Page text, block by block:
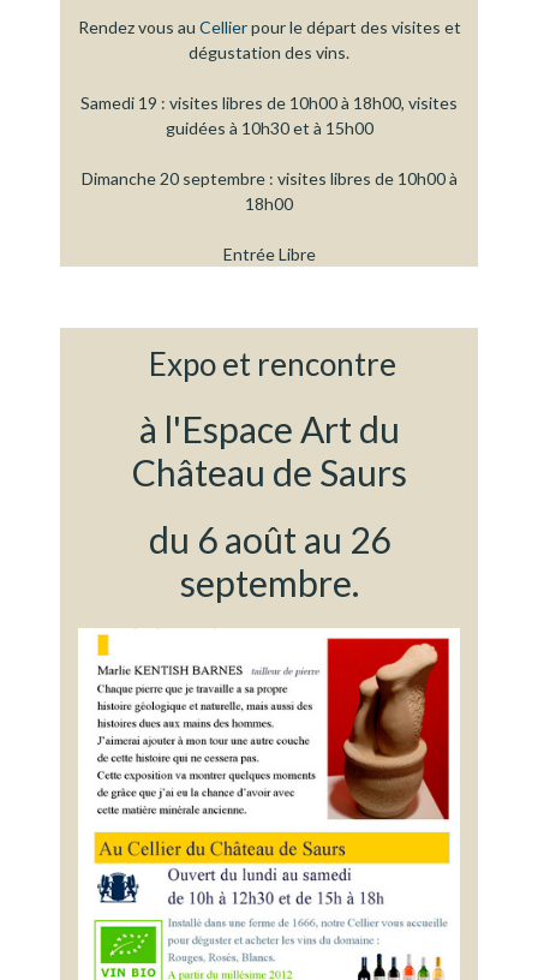
Rendez vous au Cellierpour le départ des visites et
dégustation des vins.
Samedi 19 : visites libres de 10h00 à 18h00, visites
guidées à 10h30 et à 15h00
Dimanche 20 septembre : visites libres de 10h00 à
18h00
Entrée Libre
Expo et rencontre
à l'Espace Art du
Château de Saurs
du 6 août au 26
septembre.